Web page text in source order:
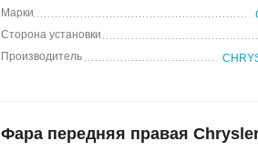
Марки
Сторона установки
Производитель
Фара передняя правая